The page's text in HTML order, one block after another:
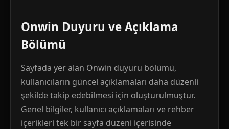
Onwin Duyuru ve Açıklama
Bölümü
Sayfada yer alan Onwin duyuru bölümü,
kullanıcıların güncel açıklamaları daha düzenli
şekilde takip edebilmesi için oluşturulmuştur.
Genel bilgiler, kullanıcı açıklamaları ve rehber
içerikleri tek bir sayfa düzeni içerisinde